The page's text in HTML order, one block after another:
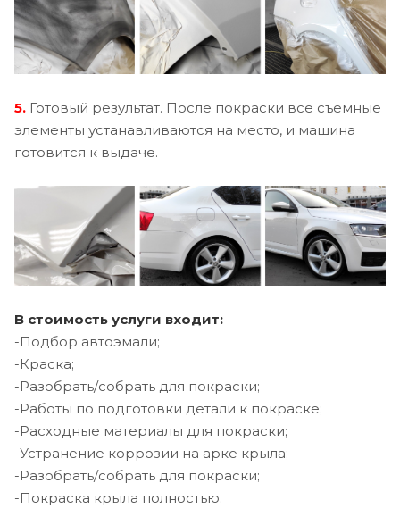
5. Готовый результат. После покраски все съемные
элементы устанавливаются на место, и машина
готовится к выдаче.
В стоимость услуги входит:
-Подбор автоэмали;
-Краска;
-Разобрать/собрать для покраски;
-Работы по подготовки детали к покраске;
-Расходные материалы для покраски;
-Устранение коррозии на арке крыла;
-Разобрать/собрать для покраски;
-Покраска крыла полностью.